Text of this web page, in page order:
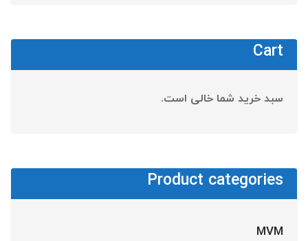
Cart
سبد خرید شما خالی است.
Product categories
MVM